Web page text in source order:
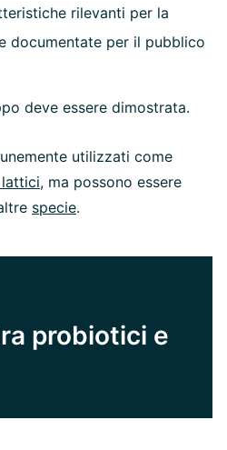
rilevanti per la
documentate per il pubblico
deve essere dimostrata.
utilizzati come
, ma possono essere
specie.
probiotici e